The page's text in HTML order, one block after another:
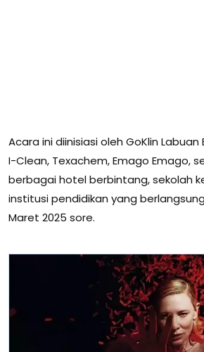
Acara ini diinisiasi oleh GoKlin Labuan
I-Clean, Texachem, Emago Emago,
berbagai hotel berbintang, sekolah
institusi pendidikan yang
Maret 2025 sore.